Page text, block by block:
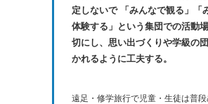
定しないで 「みんなで観る」「
体験する」という集団での活動
切にし、思い出づくりや学級の
かれるように工夫する。
遠足・修学旅行で児童・生徒は普